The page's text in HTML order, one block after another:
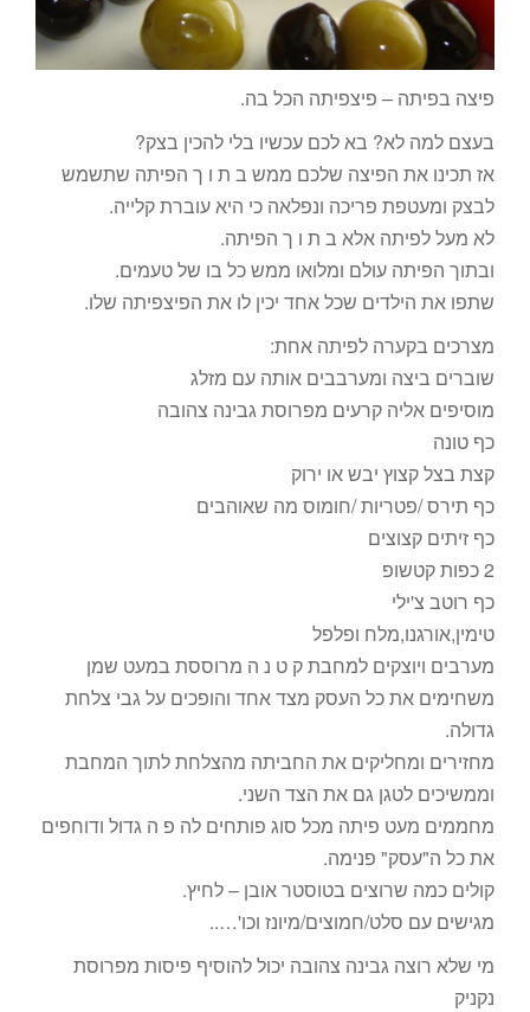
פיצה בפיתה – פיצפיתה הכל בה.
בעצם למה לא? בא לכם עכשיו בלי להכין בצק?
אז תכינו את הפיצה שלכם ממש ב ת ו ך הפיתה שתשמש
לבצק ומעטפת פריכה ונפלאה כי היא עוברת קלייה.
לא מעל לפיתה אלא ב ת ו ך הפיתה.
ובתוך הפיתה עולם ומלואו ממש כל בו של טעמים.
שתפו את הילדים שכל אחד יכין לו את הפיצפיתה שלו.
מצרכים בקערה לפיתה אחת:
שוברים ביצה ומערבבים אותה עם מזלג
מוסיפים אליה קרעים מפרוסת גבינה צהובה
כף טונה
קצת בצל קצוץ יבש או ירוק
כף תירס /פטריות /חומוס מה שאוהבים
כף זיתים קצוצים
2 כפות קטשופ
כף רוטב צ'ילי
טימין,אורגנו,מלח ופלפל
מערבים ויוצקים למחבת ק ט נ ה מרוססת במעט שמן
משחימים את כל העסק מצד אחד והופכים על גבי צלחת
גדולה.
מחזירים ומחליקים את החביתה מהצלחת לתוך המחבת
וממשיכים לטגן גם את הצד השני.
מחממים מעט פיתה מכל סוג פותחים לה פ ה גדול ודוחפים
את כל ה"עסק" פנימה.
קולים כמה שרוצים בטוסטר אובן – לחיץ.
מגישים עם סלט/חמוצים/מיונז וכו'…..
מי שלא רוצה גבינה צהובה יכול להוסיף פיסות מפרוסת
נקניק